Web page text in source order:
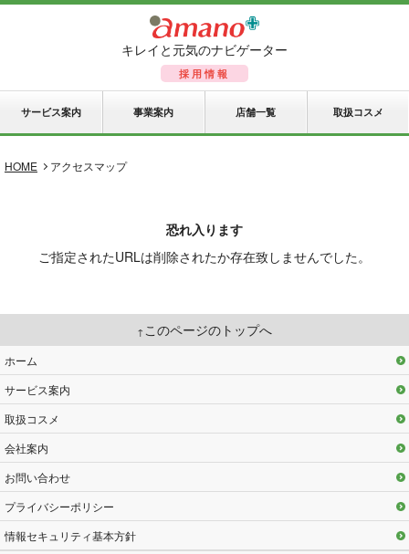
キレイと元気のナビゲーター
採用情報
サービス案内 事業案内 店舗一覧 取扱コスメ
HOME アクセスマップ
恐れ入ります
ご指定されたURLは削除されたか存在致しませんでした。
このページのトップへ
ホーム
サービス案内
取扱コスメ
会社案内
お問い合わせ
プライバシーポリシー
情報セキュリティ基本方針